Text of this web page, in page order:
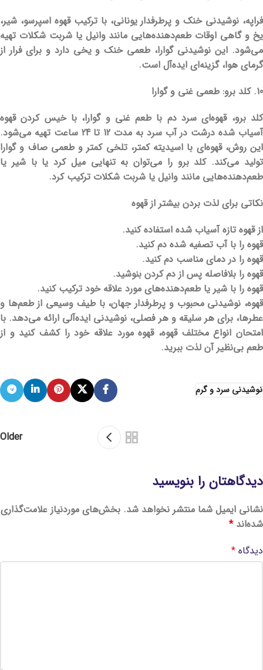
فراپه، نوشیدنی خنک و پرطرفدار یونانی، با ترکیب قهوه اسپرسو، شیر،
یخ و گاهی اوقات طعم‌دهنده‌هایی مانند وانیل یا شربت شکلات تهیه
می‌شود. این نوشیدنی گوارا، طعمی خنک و یخی دارد و برای فرار از
گرمای هوا، گزینه‌ای ایده‌آل است.
10. کلد برو: طعمی غنی و گوارا
کلد برو، قهوه‌ای سرد دم با طعم غنی و گوارا، با خیس کردن قهوه
آسیاب شده درشت در آب سرد به مدت 12 تا 24 ساعت تهیه می‌شود.
این روش، قهوه‌ای با اسیدیته کمتر، تلخی کمتر و طعمی صاف و گوارا
تولید می‌کند. کلد برو را می‌توان به تنهایی میل کرد یا با شیر یا
طعم‌دهنده‌هایی مانند وانیل یا شربت شکلات ترکیب کرد.
نکاتی برای لذت بردن بیشتر از قهوه
از قهوه تازه آسیاب شده استفاده کنید.
قهوه را با آب تصفیه شده دم کنید.
قهوه را در دمای مناسب دم کنید.
قهوه را بلافاصله پس از دم کردن بنوشید.
قهوه را با شیر یا طعم‌دهنده‌های مورد علاقه خود ترکیب کنید.
قهوه، نوشیدنی محبوب و پرطرفدار جهان، با طیف وسیعی از طعم‌ها و
عطرها، برای هر سلیقه و هر فصلی، نوشیدنی ایده‌آلی ارائه می‌دهد. با
امتحان انواع مختلف قهوه، قهوه مورد علاقه خود را کشف کنید و از
طعم بی‌نظیر آن لذت ببرید.
نوشیدنی سرد و گرم
Older
دیدگاهتان را بنویسید
نشانی ایمیل شما منتشر نخواهد شد. بخش‌های موردنیاز علامت‌گذاری
شده‌اند*
دیدگاه *